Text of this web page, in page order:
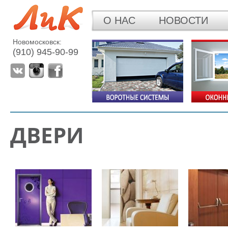
Новомосковск:
(910) 945-90-99
О НАС НОВОСТИ
ДВЕРИ